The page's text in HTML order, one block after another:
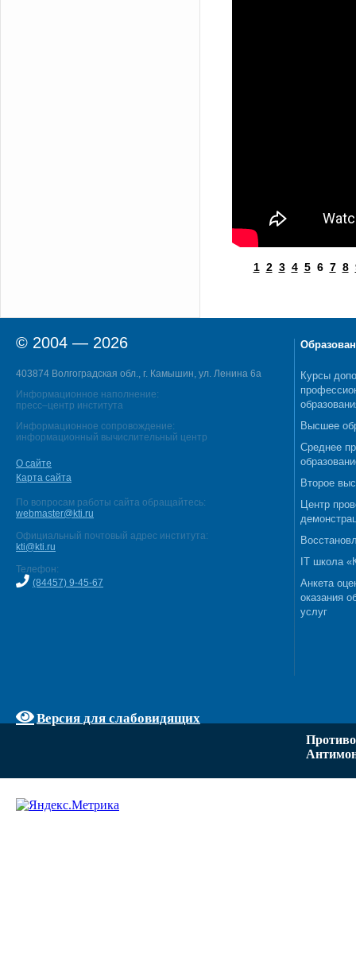
1 2 3 4 5 6 7 8
© 2004 — 2026
403874 Волгоградская обл., г. Камышин, ул. Ленина 6а
Информационное наполнение:
пресс–центр института
Информационное сопровождение:
информационный вычислительный центр
О сайте
Карта сайта
По вопросам работы сайта обращайтесь:
webmaster@kti.ru
Официальный почтовый адрес института:
kti@kti.ru
Телефон:
(84457) 9-45-67
Версия для слабовидящих
Курсы
Высшее
Среднее
Второе
Центр
IT школа
Анкета
оказания
услуг